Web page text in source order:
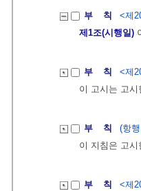
부 칙
<제
제1조(시행일)
부 칙
<제
이 고시는 고
부 칙
(항
이 지침은 고
부 칙
<제